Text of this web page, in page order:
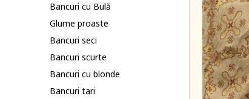
Bancuri cu Bulă
Glume proaste
Bancuri seci
Bancuri scurte
Bancuri cu blonde
Bancuri tari